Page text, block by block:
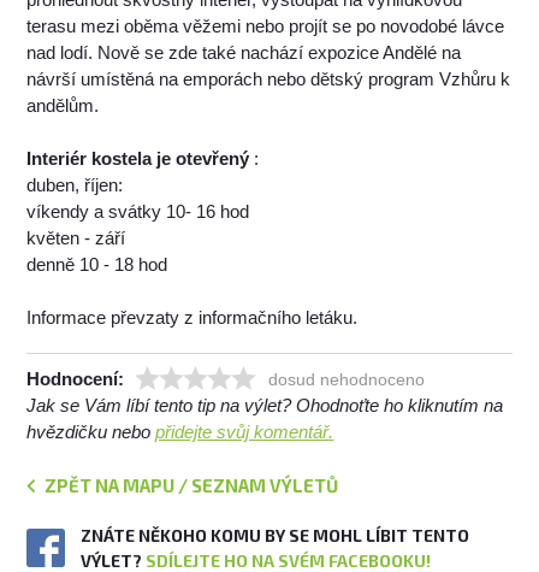
terasu mezi oběma věžemi nebo projít se po novodobé lávce
nad lodí. Nově se zde také nachází expozice Andělé na
návrší umístěná na emporách nebo dětský program Vzhůru k
andělům.
Interiér kostela je otevřený :
duben, říjen:
víkendy a svátky 10- 16 hod
květen - září
denně 10 - 18 hod
Informace převzaty z informačního letáku.
Hodnocení: dosud nehodnoceno
Jak se Vám líbí tento tip na výlet? Ohodnoťte ho kliknutím na
hvězdičku nebopřidejte svůj komentář.
ZPĚT NA MAPU / SEZNAM VÝLETŮ
ZNÁTE NĚKOHO KOMU BY SE MOHL LÍBIT TENTO
VÝLET? SDÍLEJTE HO NA SVÉM FACEBOOKU!